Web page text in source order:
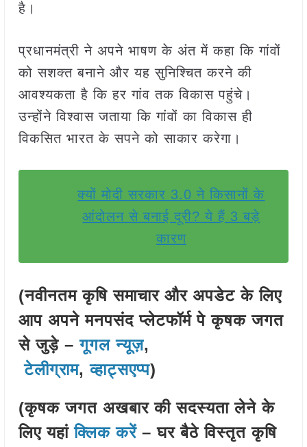
है।
प्रधानमंत्री ने अपने भाषण के अंत में कहा कि गांवों
को सशक्त बनाने और यह सुनिश्चित करने की
आवश्यकता है कि हर गांव तक विकास पहुंचे।
उन्होंने विश्वास जताया कि गांवों का विकास ही
विकसित भारत के सपने को साकार करेगा।
क्यों मोदी सरकार 3.0 ने किसानों के
आंदोलन से बनाई दूरी? ये हैं 3 बड़े
कारण
(नवीनतम कृषि समाचार और अपडेट के लिए
आप अपने मनपसंद प्लेटफॉर्म पे कृषक जगत
से जुड़े – गूगल न्यूज़,
टेलीग्राम,व्हाट्सएप्प)
(कृषक जगत अखबार की सदस्यता लेने के
लिए यहांक्लिक करें– घर बैठे विस्तृत कृषि